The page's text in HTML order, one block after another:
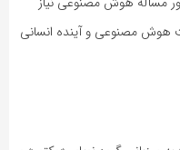
هوش مصنوعی و آینده انسانی